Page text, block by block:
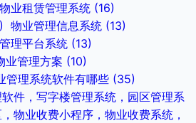
物业租赁管理系统 (16)
物业管理信息系统 (13)
理平台系统 (13)
业管理方案 (10)
管理系统软件有哪些 (35)
件，写字楼管理系统，园区管理系
物业收费小程序，物业收费系统，